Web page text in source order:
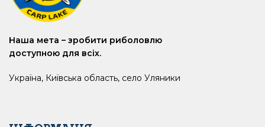
Наша мета – зробити риболовлю
доступною для всіх.
Україна, Київська область, село Уляники